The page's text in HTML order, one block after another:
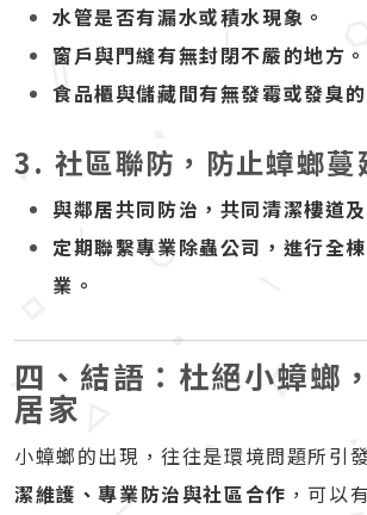
水管是否有漏水或積水現象。
窗戶與門縫有無封閉不嚴的地方。
食品櫃與儲藏間有無發霉或發臭的
3. 社區聯防，防止蟑螂蔓
與鄰居共同防治，共同清潔樓道
定期聯繫專業除蟲公司，進行全
業。
四、結語：杜絕小蟑螂
居家
小蟑螂的出現，往往是環境問題所引
潔維護、專業防治與社區合作 ，可以